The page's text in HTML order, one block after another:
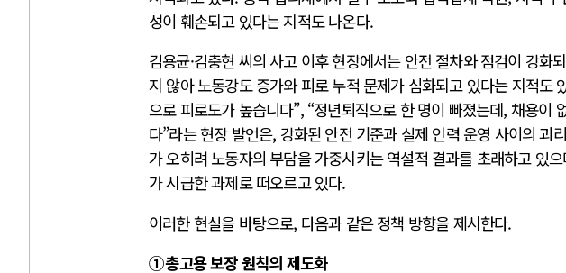
성이 훼손되고 있다는 지적도 나온다.
김용균·김충현 씨의 사고 이후 현장에서는 안전 절차와 점검이 강화
지 않아 노동강도 증가와 피로 누적 문제가 심화되고 있다는 지적도
으로 피로도가 높습니다”, “정년퇴직으로 한 명이 빠졌는데, 채용이
다”라는 현장 발언은, 강화된 안전 기준과 실제 인력 운영 사이의 괴
가 오히려 노동자의 부담을 가중시키는 역설적 결과를 초래하고 있
가 시급한 과제로 떠오르고 있다.
이러한 현실을 바탕으로, 다음과 같은 정책 방향을 제시한다.
① 총고용 보장 원칙의 제도화